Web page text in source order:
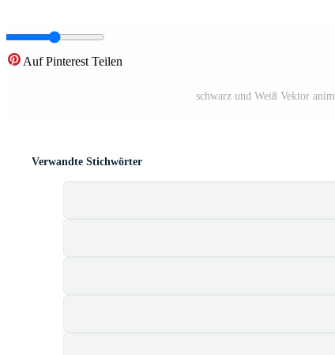
Auf Pinterest Teilen
schwarz und Weiß Vektor
Verwandte Stichwörter